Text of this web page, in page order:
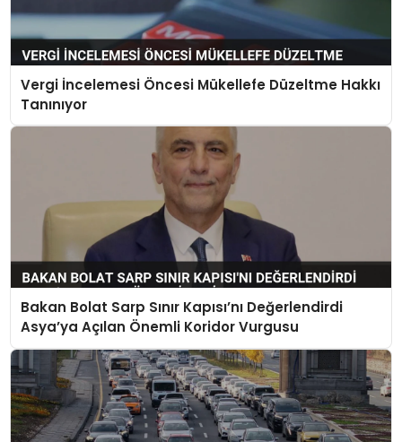
Vergi İncelemesi Öncesi Mükellefe Düzeltme Hakkı
Tanınıyor
Bakan Bolat Sarp Sınır Kapısı’nı Değerlendirdi
Asya’ya Açılan Önemli Koridor Vurgusu